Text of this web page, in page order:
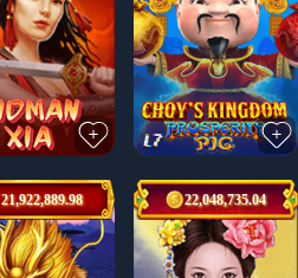
21,922,889.98 22,048,735.04